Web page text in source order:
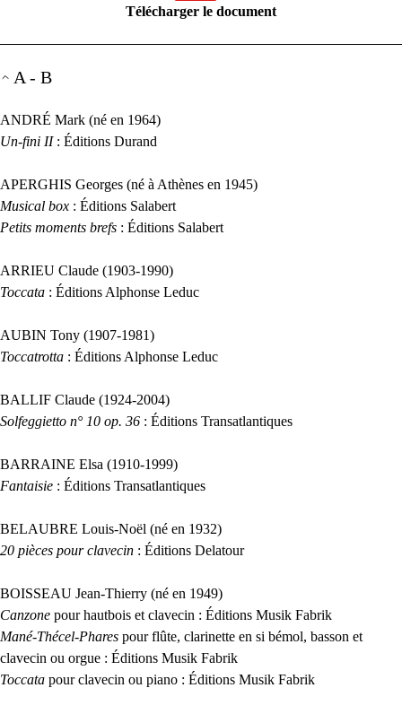
Télécharger le document
A - B
ANDRÉ Mark (né en 1964)
Un-fini II: Éditions Durand
APERGHIS Georges (né à Athènes en 1945)
Musical box : Éditions Salabert
Petits moments brefs : Éditions Salabert
ARRIEU Claude (1903-1990)
Toccata : Éditions Alphonse Leduc
AUBIN Tony (1907-1981)
Toccatrotta : Éditions Alphonse Leduc
BALLIF Claude (1924-2004)
Solfeggietto n° 10 op. 36 : Éditions Transatlantiques
BARRAINE Elsa (1910-1999)
Fantaisie : Éditions Transatlantiques
BELAUBRE Louis-Noël (né en 1932)
20 pièces pour clavecin : Éditions Delatour
BOISSEAU Jean-Thierry (né en 1949)
Canzone pour hautbois et clavecin : Éditions Musik Fabrik
Mané-Thécel-Phares pour flûte, clarinette en si bémol, basson et
clavecin ou orgue : Éditions Musik Fabrik
Toccata pour clavecin ou piano : Éditions Musik Fabrik